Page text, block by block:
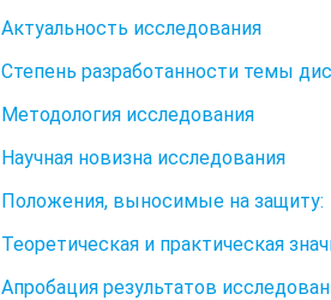
Актуальность исследования
Степень разработанности темы
Методология исследования
Научная новизна исследования
Положения, выносимые на защиту:
Теоретическая и практическая
Апробация результатов